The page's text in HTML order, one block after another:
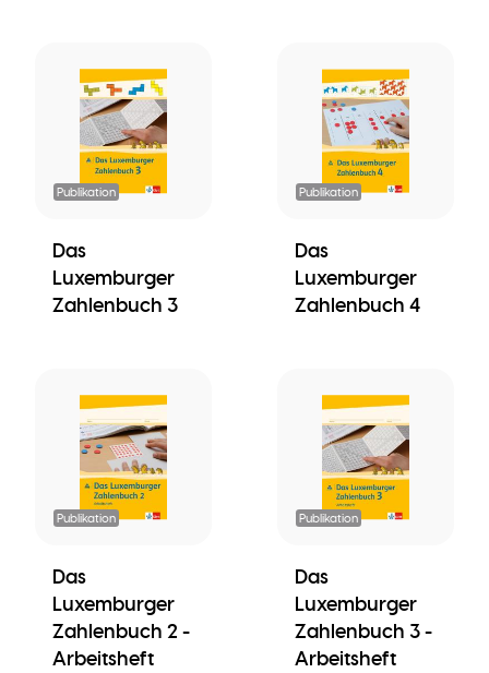
Publikation
Das
Luxemburger
Zahlenbuch 3
Publikation
Das
Luxemburger
Zahlenbuch 4
Publikation
Das
Luxemburger
Zahlenbuch 2 -
Arbeitsheft
Publikation
Das
Luxemburger
Zahlenbuch 3 -
Arbeitsheft